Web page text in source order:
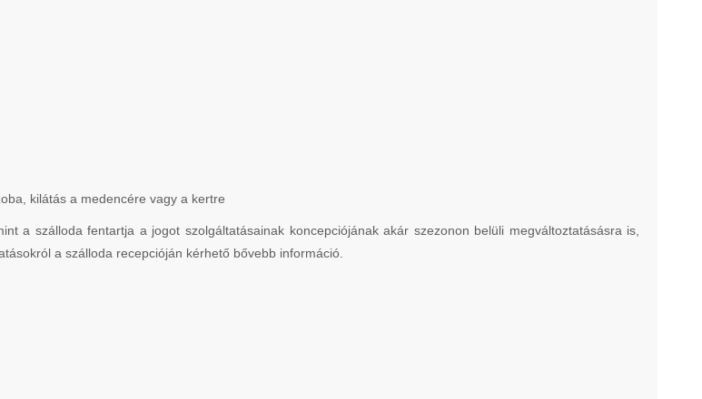
kilátás a medencére vagy a kertre
a szálloda fentartja a jogot szolgáltatásainak koncepciójának akár szezonon belüli megváltoztatásásra is,
a szálloda recepcióján kérhető bővebb információ.